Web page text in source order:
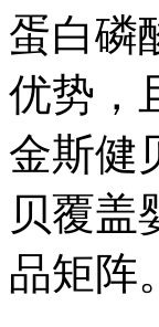
蛋白磷
优势，
金斯健
贝覆盖
品矩阵。